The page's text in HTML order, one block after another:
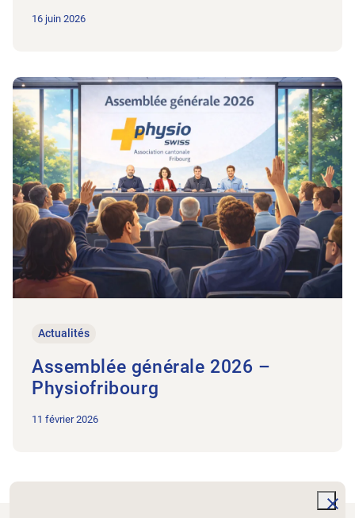
16 juin 2026
Actualités
Assemblée générale 2026 –
Physiofribourg
11 février 2026
Vers l'article Assemblée générale 2026 – Physiofribourg